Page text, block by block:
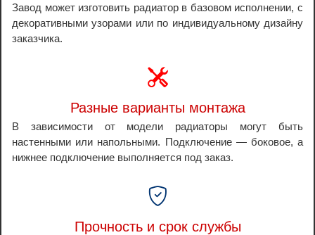
Завод может изготовить радиатор в базовом исполнении, с
декоративными узорами или по индивидуальному дизайну
заказчика.
Разные варианты монтажа
В зависимости от модели радиаторы могут быть
настенными или напольными. Подключение — боковое, а
нижнее подключение выполняется под заказ.
Прочность и срок службы